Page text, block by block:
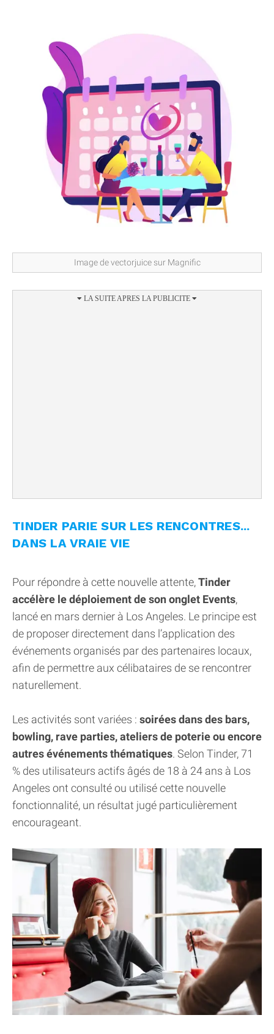
Image de vectorjuice sur Magnific
TINDER PARIE SUR LES RENCONTRES...
DANS LA VRAIE VIE
Pour répondre à cette nouvelle attente,Tinder
accélère le déploiement de son onglet Events,
lancé en mars dernier à Los Angeles. Le principe est
de proposer directement dans l’application des
événements organisés par des partenaires locaux,
afin de permettre aux célibataires de se rencontrer
naturellement.
Les activités sont variées : soirées dans des bars,
bowling, rave parties, ateliers de poterie ou encore
autres événements thématiques. Selon Tinder, 71
% des utilisateurs actifs âgés de 18 à 24 ans à Los
Angeles ont consulté ou utilisé cette nouvelle
fonctionnalité, un résultat jugé particulièrement
encourageant.